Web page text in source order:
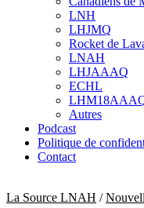
sub
menu
LNH
LHJMQ
Rocket de
LNAH
LHJAAAQ
ECHL
Autres
Podcast
Politique de
Contact
La Source LNAH /